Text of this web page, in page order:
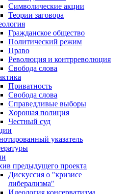
Символические акции
Теории заговора
Гражданское общество
Политический режим
Право
Революция и контрреволюция
Свобода слова
Приватность
Свобода слова
Справедливые выборы
Хорошая полиция
Честный суд
указатель
предыдущего проекта
Дискуссия о "кризисе
либерализма"
Идеология консерватизма